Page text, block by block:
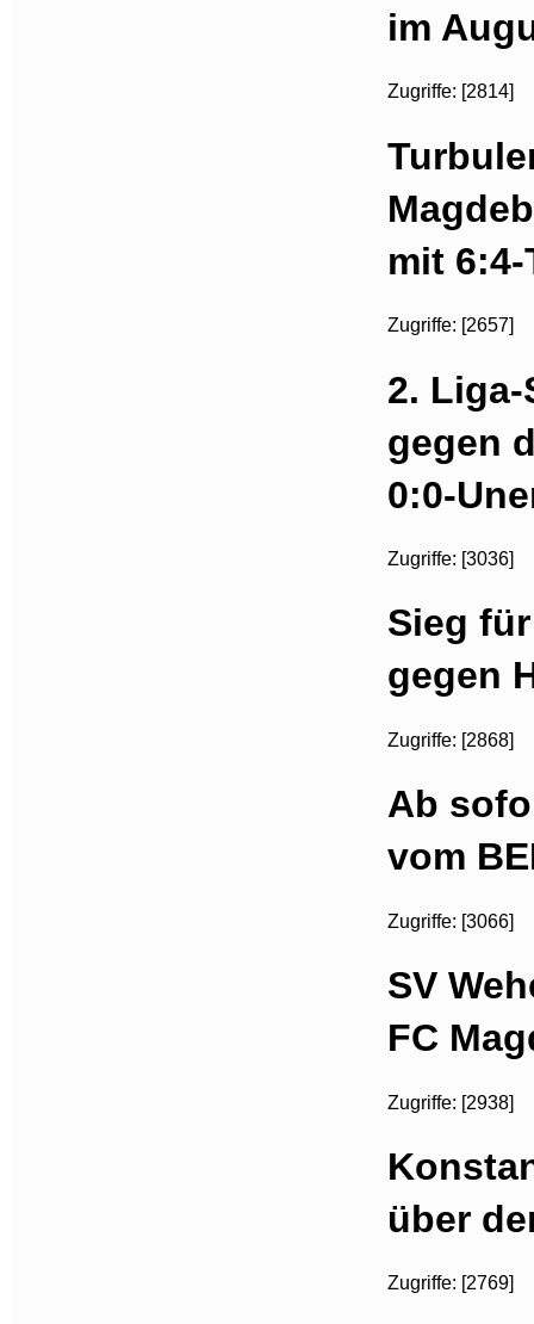
im
Zugriffe: [2814]
mit 6:4-
Zugriffe: [2657]
2. Liga-
gegen
0:0-
Zugriffe: [3036]
Sieg
gegen
Zugriffe: [2868]
Ab
vom
Zugriffe: [3066]
SV
FC
Zugriffe: [2938]
über
Zugriffe: [2769]